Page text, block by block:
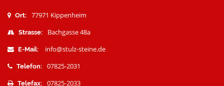
Ort: 77971 Kippenheim
Strasse: Bachgasse 48a
E-Mail: info@stulz-steine.de
Telefon: 07825-2031
Telefax: 07825-2033